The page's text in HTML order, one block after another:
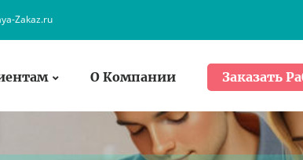
Zakaz.ru
О Компании Заказать